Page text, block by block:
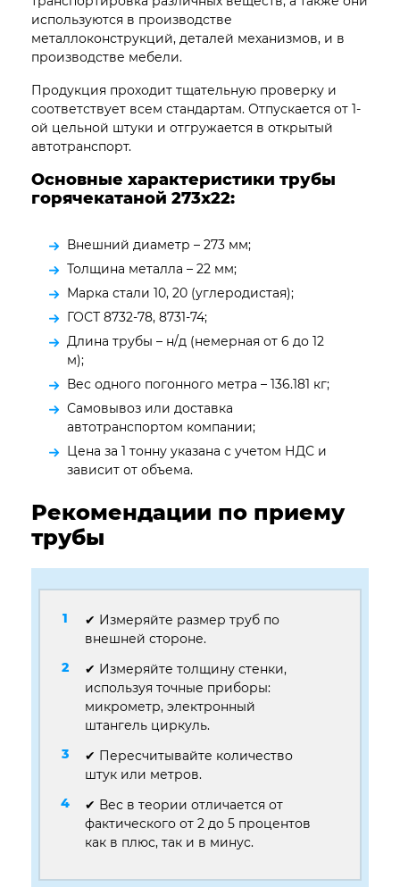
используются в производстве
металлоконструкций, деталей механизмов, и в
производстве мебели.
Продукция проходит тщательную проверку и
соответствует всем стандартам. Отпускается от 1-
ой цельной штуки и отгружается в открытый
автотранспорт.
Основные характеристики трубы
горячекатаной 273х22:
Внешний диаметр – 273 мм;
Толщина металла – 22 мм;
Марка стали 10, 20 (углеродистая);
ГОСТ 8732-78, 8731-74;
Длина трубы – н/д (немерная от 6 до 12
м);
Вес одного погонного метра – 136.181 кг;
Самовывоз или доставка
автотранспортом компании;
Цена за 1 тонну указана с учетом НДС и
зависит от объема.
Рекомендации по приему
трубы
✔ Измеряйте размер труб по
внешней стороне.
✔ Измеряйте толщину стенки,
используя точные приборы:
микрометр, электронный
штангель циркуль.
✔ Пересчитывайте количество
штук или метров.
✔ Вес в теории отличается от
фактического от 2 до 5 процентов
как в плюс, так и в минус.